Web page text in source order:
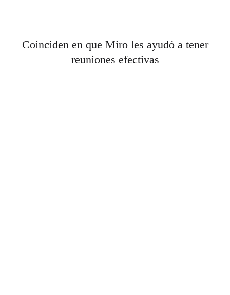
Coinciden en que Miro les ayudó a tener
reuniones efectivas